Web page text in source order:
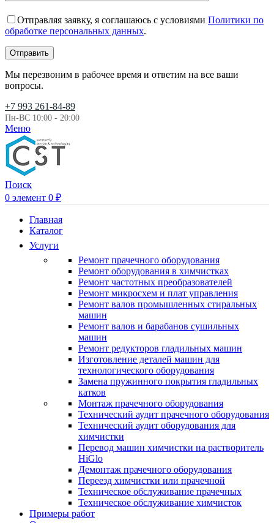
Отправляя заявку, я соглашаюсь с условиями Политики по
обработке персональных данных.
Мы перезвоним в рабочее время и ответим на все ваши
вопросы.
+7 993 261-84-89
Пн-ВС 10:00 - 20:00
Меню
Поиск
0 элемент 0 ₽
Главная
Каталог
Услуги
Ремонт прачечного оборудования
Ремонт оборудования в химчистках
Ремонт частотных преобразователей
Ремонт микросхем и плат управления
Ремонт валов промышленных стиральных
машин
Ремонт валов и барабанов сушильных
машин
Ремонт редукторов гладильных машин
Изготовление деталей машин для
технологического оборудования
Замена пружинного покрытия гладильных
катков
Монтаж прачечного оборудования
Технический аудит прачечного оборудования
Технический аудит оборудования для
химчистки
Перевод машин химчистки на растворитель
HiGlo
Демонтаж прачечного оборудования
Переезд химчистки или прачечной
Техническое обслуживание прачечных
Техническое обслуживание химчисток
Примеры работ